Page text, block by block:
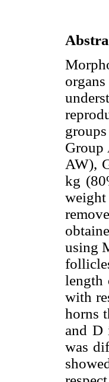
AW),
kg
using
length
with
horns
and D
was